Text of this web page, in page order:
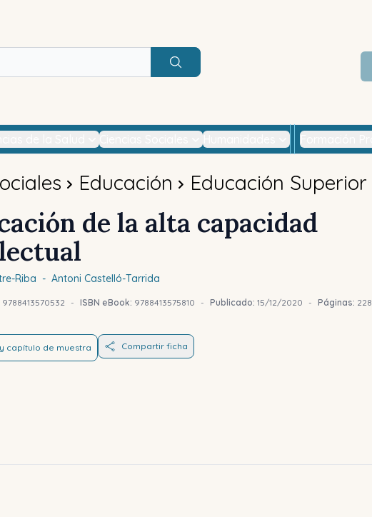
Buscar
Educación Educación Superior
de la alta capacidad
Riba - Antoni Castelló-Tarrida
9788413570532 - ISBN eBook: 9788413575810 - Publicado: 15/12/2020 - Páginas: 228
capítulo de muestra Compartir ficha